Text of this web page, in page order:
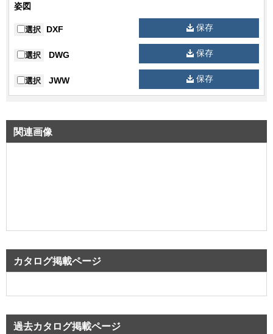
姿図
選択 DXF 保存
選択 DWG 保存
選択 JWW 保存
関連画像
カタログ掲載ページ
過去カタログ掲載ページ